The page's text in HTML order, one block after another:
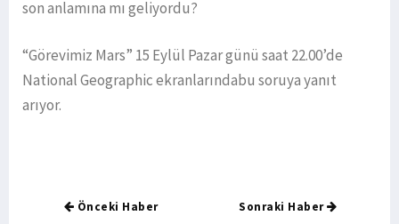
son anlamına mı geliyordu?
“Görevimiz Mars” 15 Eylül Pazar günü saat 22.00’de
National Geographic ekranlarındabu soruya yanıt
arıyor.
Önceki Haber Sonraki Haber